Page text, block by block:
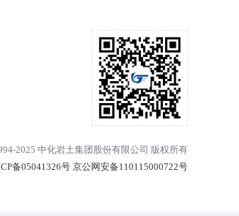
2025 中化岩土集团股份有限公司 版权所有
备05041326号 京公网安备110115000722号